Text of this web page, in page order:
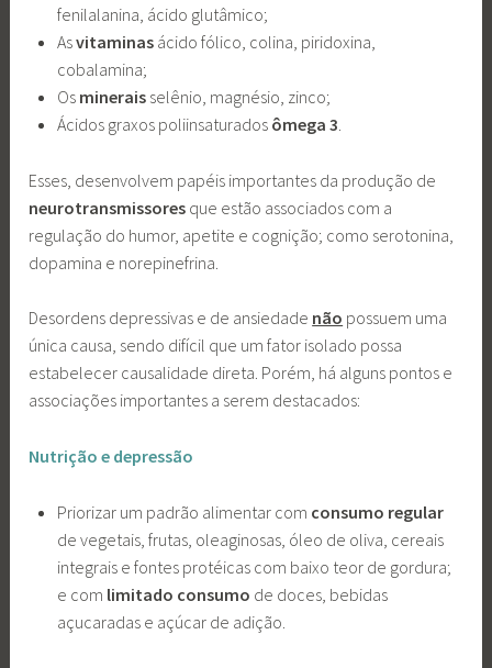
fenilalanina, ácido glutâmico;
Asvitaminasácido fólico, colina, piridoxina,
cobalamina;
Os mineraisselênio, magnésio, zinco;
Ácidos graxos poliinsaturadosômega 3.
Esses, desenvolvem papéis importantes da produção de
neurotransmissores que estão associados com a
regulação do humor, apetite e cognição; como serotonina,
dopamina e norepinefrina.
Desordens depressivas e de ansiedade não possuem uma
única causa, sendo difícil que um fator isolado possa
estabelecer causalidade direta. Porém, há alguns pontos e
associações importantes a serem destacados:
Nutrição e depressão
Priorizar um padrão alimentar com consumo regular
de vegetais, frutas, oleaginosas, óleo de oliva, cereais
integrais e fontes protéicas com baixo teor de gordura;
e com limitado consumo de doces, bebidas
açucaradas e açúcar de adição.